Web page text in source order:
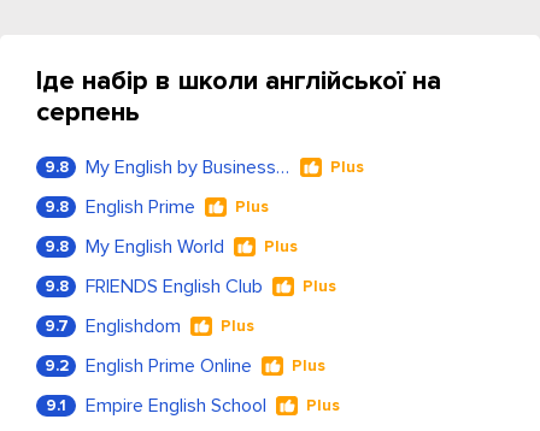
Іде набір в школи англійської на
серпень
9.8 My English by Business Language Plus
9.8 English Prime Plus
9.8 My English World Plus
9.8 FRIENDS English Club Plus
9.7 Englishdom Plus
9.2 English Prime Online Plus
9.1 Empire English School Plus